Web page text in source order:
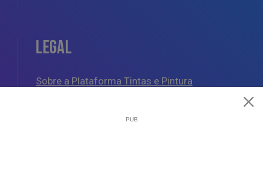
LEGAL
Sobre a Plataforma Tintas e Pintura